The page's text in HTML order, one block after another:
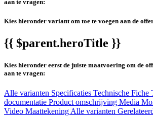
aan te vragen:
Kies hieronder variant om toe te voegen aan de
{{ $parent.heroTitle }}
Kies hieronder eerst de juiste maatvoering om de
aan te vragen:
Alle varianten Specificaties Technische Fiche
documentatie Product omschrijving Media
Video MaattekeningAlle varianten